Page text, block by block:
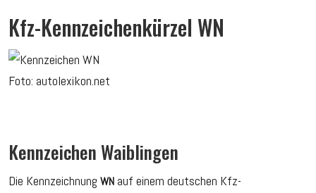
Kfz-Kennzeichenkürzel WN
Foto: autolexikon.net
Kennzeichen Waiblingen
Die Kennzeichnung WN auf einem deutschen Kfz-